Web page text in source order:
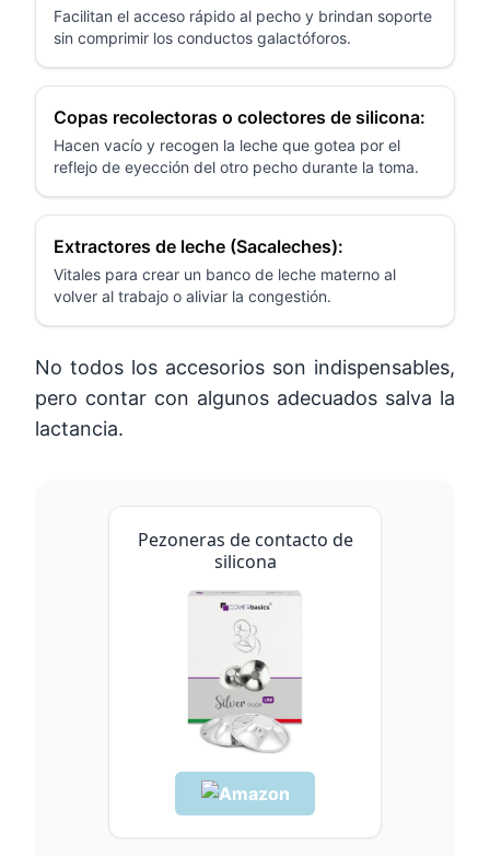
Facilitan el acceso rápido al pecho y brindan soporte
sin comprimir los conductos galactóforos.
Copas recolectoras o colectores de silicona:
Hacen vacío y recogen la leche que gotea por el
reflejo de eyección del otro pecho durante la toma.
Extractores de leche (Sacaleches):
Vitales para crear un banco de leche materno al
volver al trabajo o aliviar la congestión.
No todos los accesorios son indispensables,
pero contar con algunos adecuados salva la
lactancia.
Pezoneras de contacto de
silicona